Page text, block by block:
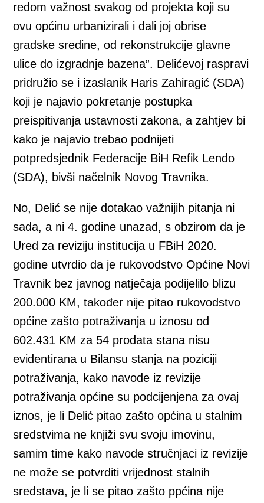
redom važnost svakog od projekta koji su
ovu općinu urbanizirali i dali joj obrise
gradske sredine, od rekonstrukcije glavne
ulice do izgradnje bazena”. Delićevoj raspravi
pridružio se i izaslanik Haris Zahiragić (SDA)
koji je najavio pokretanje postupka
preispitivanja ustavnosti zakona, a zahtjev bi
kako je najavio trebao podnijeti
potpredsjednik Federacije BiH Refik Lendo
(SDA), bivši načelnik Novog Travnika.
No, Delić se nije dotakao važnijih pitanja ni
sada, a ni 4. godine unazad, s obzirom da je
Ured za reviziju institucija u FBiH 2020.
godine utvrdio da je rukovodstvo Općine Novi
Travnik bez javnog natječaja podijelilo blizu
200.000 KM, također nije pitao rukovodstvo
općine zašto potraživanja u iznosu od
602.431 KM za 54 prodata stana nisu
evidentirana u Bilansu stanja na poziciji
potraživanja, kako navode iz revizije
potraživanja općine su podcijenjena za ovaj
iznos, je li Delić pitao zašto općina u stalnim
sredstvima ne knjiži svu svoju imovinu,
samim time kako navode stručnjaci iz revizije
ne može se potvrditi vrijednost stalnih
sredstava, je li se pitao zašto ppćina nije